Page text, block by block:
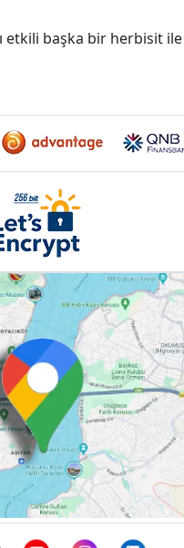
başka bir herbisit ile